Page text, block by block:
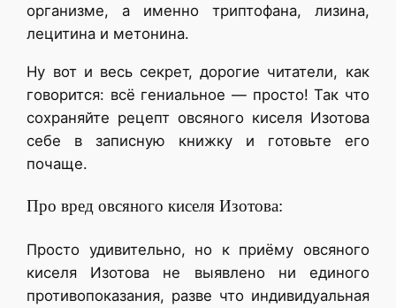
организме, а именно триптофана, лизина,
лецитина и метонина.
Ну вот и весь секрет, дорогие читатели, как
говорится: всё гениальное — просто! Так что
сохраняйте рецепт овсяного киселя Изотова
себе в записную книжку и готовьте его
почаще.
Про вред овсяного киселя Изотова:
Просто удивительно, но к приёму овсяного
киселя Изотова не выявлено ни единого
противопоказания, разве что индивидуальная